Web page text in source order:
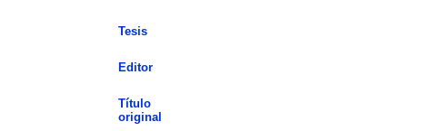
Tesis
Editor
Título
original